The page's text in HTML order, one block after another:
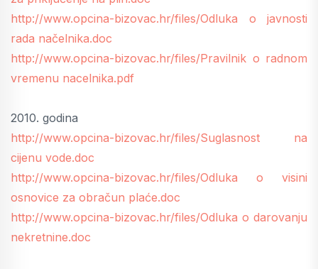
http://www.opcina-bizovac.hr/files/Odluka o javnosti
rada načelnika.doc
http://www.opcina-bizovac.hr/files/Pravilnik o radnom
vremenu nacelnika.pdf
2010. godina
http://www.opcina-bizovac.hr/files/Suglasnost na
cijenu vode.doc
http://www.opcina-bizovac.hr/files/Odluka o visini
osnovice za obračun plaće.doc
http://www.opcina-bizovac.hr/files/Odluka o darovanju
nekretnine.doc